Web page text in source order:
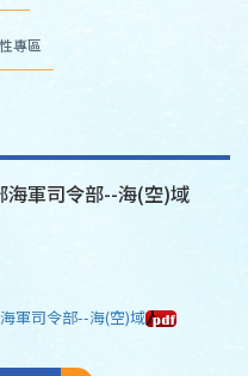
專區
海軍司令部--海(空)域
軍司令部--海(空)域